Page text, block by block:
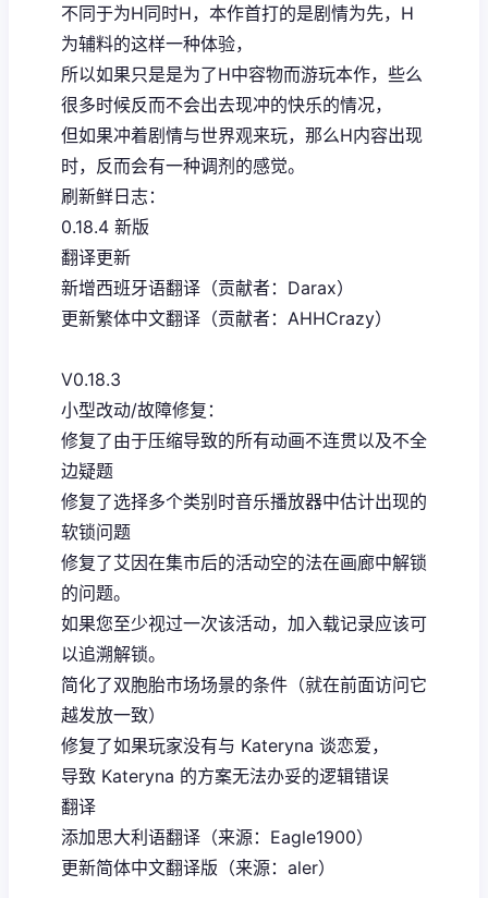
不同于为H同时H，本作首打的是剧情为先，H
为辅料的这样一种体验，
所以如果只是是为了H中容物而游玩本作，些么
很多时候反而不会出去现冲的快乐的情况，
但如果冲着剧情与世界观来玩，那么H内容出现
时，反而会有一种调剂的感觉。
刷新鲜日志：
0.18.4 新版
翻译更新
新增西班牙语翻译（贡献者：Darax）
更新繁体中文翻译（贡献者：AHHCrazy）
V0.18.3
小型改动/故障修复：
修复了由于压缩导致的所有动画不连贯以及不全
边疑题
修复了选择多个类别时音乐播放器中估计出现的
软锁问题
修复了艾因在集市后的活动空的法在画廊中解锁
的问题。
如果您至少视过一次该活动，加入载记录应该可
以追溯解锁。
简化了双胞胎市场场景的条件（就在前面访问它
越发放一致）
修复了如果玩家没有与 Kateryna 谈恋爱，
导致 Kateryna 的方案无法办妥的逻辑错误
翻译
添加思大利语翻译（来源：Eagle1900）
更新简体中文翻译版（来源：aler）